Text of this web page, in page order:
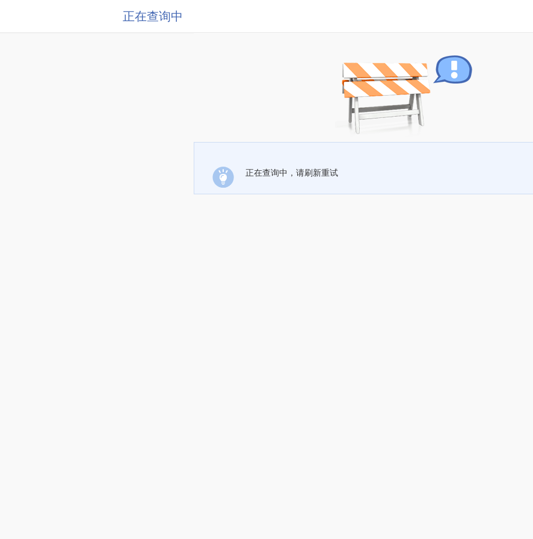
正在查询中
正在查询中，请刷新重试